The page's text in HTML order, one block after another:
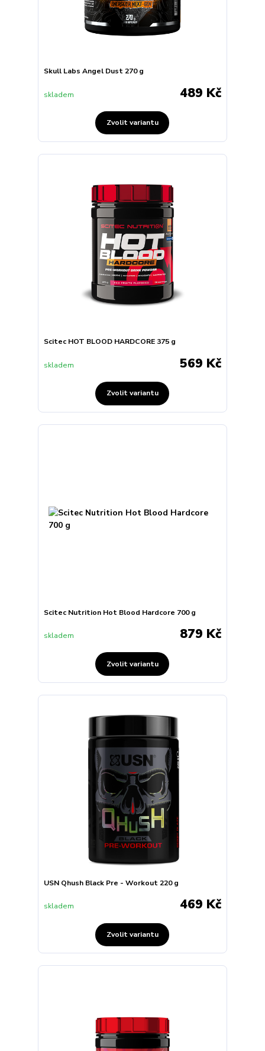
Skull Labs Angel Dust 270 g
489 Kč
skladem
Zvolit variantu
Scitec HOT BLOOD HARDCORE 375 g
569 Kč
skladem
Zvolit variantu
Scitec Nutrition Hot Blood Hardcore 700 g
879 Kč
skladem
Zvolit variantu
USN Qhush Black Pre - Workout 220 g
469 Kč
skladem
Zvolit variantu